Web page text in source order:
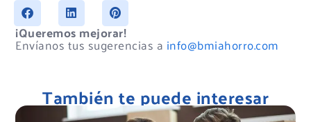
¡Queremos mejorar!
Envíanos tus sugerencias a info@bmiahorro.com
También te puede interesar